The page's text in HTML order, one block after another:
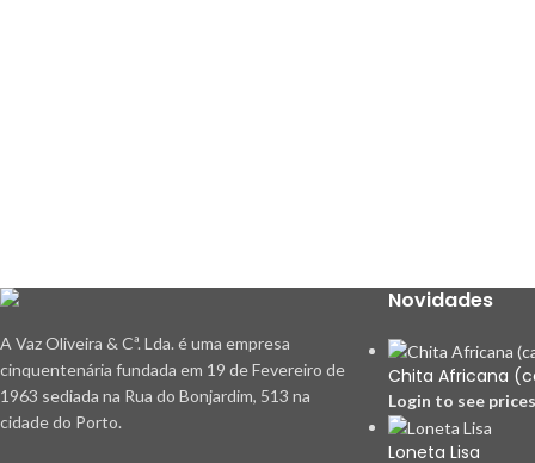
A Vaz Oliveira & Cª. Lda. é uma empresa
cinquentenária fundada em 19 de Fevereiro de
1963 sediada na Rua do Bonjardim, 513 na
cidade do Porto.
Novidades
Chita Africana
Login to see prices
Loneta Lisa